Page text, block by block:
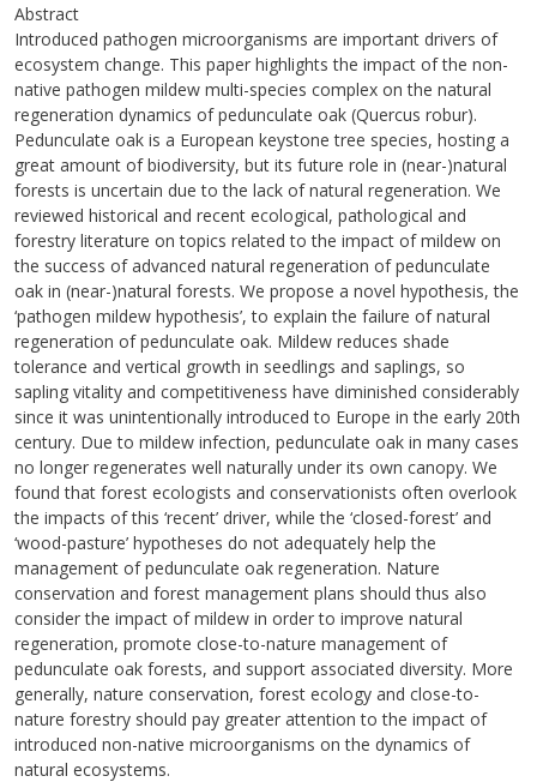
Abstract
Introduced pathogen microorganisms are important drivers of
ecosystem change. This paper highlights the impact of the non-
native pathogen mildew multi-species complex on the natural
regeneration dynamics of pedunculate oak (Quercus robur).
Pedunculate oak is a European keystone tree species, hosting a
great amount of biodiversity, but its future role in (near-)natural
forests is uncertain due to the lack of natural regeneration. We
reviewed historical and recent ecological, pathological and
forestry literature on topics related to the impact of mildew on
the success of advanced natural regeneration of pedunculate
oak in (near-)natural forests. We propose a novel hypothesis, the
‘pathogen mildew hypothesis’, to explain the failure of natural
regeneration of pedunculate oak. Mildew reduces shade
tolerance and vertical growth in seedlings and saplings, so
sapling vitality and competitiveness have diminished considerably
since it was unintentionally introduced to Europe in the early 20th
century. Due to mildew infection, pedunculate oak in many cases
no longer regenerates well naturally under its own canopy. We
found that forest ecologists and conservationists often overlook
the impacts of this ‘recent’ driver, while the ‘closed-forest’ and
‘wood-pasture’ hypotheses do not adequately help the
management of pedunculate oak regeneration. Nature
conservation and forest management plans should thus also
consider the impact of mildew in order to improve natural
regeneration, promote close-to-nature management of
pedunculate oak forests, and support associated diversity. More
generally, nature conservation, forest ecology and close-to-
nature forestry should pay greater attention to the impact of
introduced non-native microorganisms on the dynamics of
natural ecosystems.